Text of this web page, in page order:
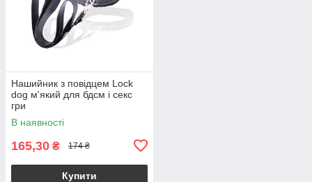
Нашийник з повідцем Lock
dog м'який для бдсм і секс
гри
В наявності
165,30 ₴ 174 ₴
Купити